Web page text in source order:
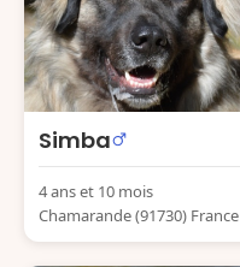
Simba
4 ans et 10 mois
Chamarande (91730) France